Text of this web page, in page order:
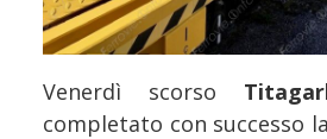
Venerdì scorso
completato con successo